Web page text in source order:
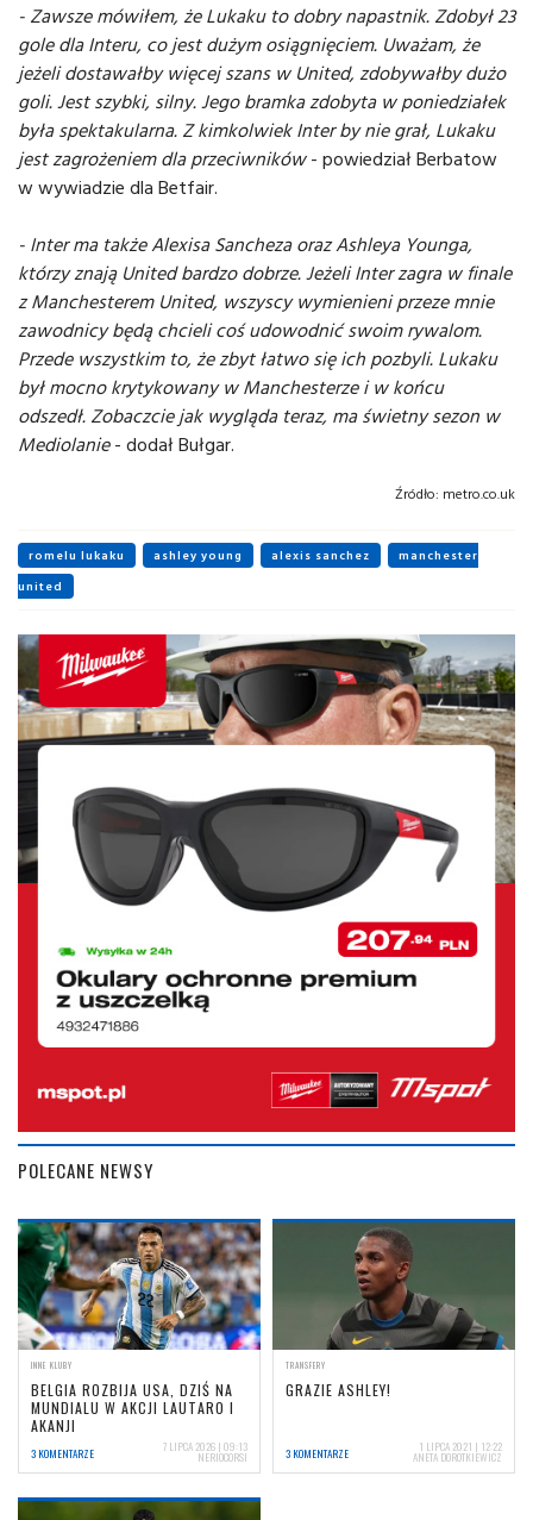
- Zawsze mówiłem, że Lukaku to dobry napastnik. Zdobył 23
gole dla Interu, co jest dużym osiągnięciem. Uważam, że
jeżeli dostawałby więcej szans w United, zdobywałby dużo
goli. Jest szybki, silny. Jego bramka zdobyta w poniedziałek
była spektakularna. Z kimkolwiek Inter by nie grał, Lukaku
jest zagrożeniem dla przeciwników- powiedział Berbatow
w wywiadzie dla Betfair.
- Inter ma także Alexisa Sancheza oraz Ashleya Younga,
którzy znają United bardzo dobrze. Jeżeli Inter zagra w finale
z Manchesterem United, wszyscy wymienieni przeze mnie
zawodnicy będą chcieli coś udowodnić swoim rywalom.
Przede wszystkim to, że zbyt łatwo się ich pozbyli. Lukaku
był mocno krytykowany w Manchesterze i w końcu
odszedł. Zobaczcie jak wygląda teraz, ma świetny sezon w
Mediolanie- dodał Bułgar.
Źródło: metro.co.uk
romelu lukaku ashley young alexis sanchez
manchester
united
POLECANE NEWSY
INNE KLUBY
BELGIA ROZBIJA USA, DZIŚ NA
MUNDIALU W AKCJI LAUTARO I
AKANJI
3 KOMENTARZE 7 LIPCA 2026 | 09:13
NERIOCORSI
TRANSFERY
GRAZIE ASHLEY!
3 KOMENTARZE 1 LIPCA 2021 | 12:22
ANETA DOROTKIEWICZ